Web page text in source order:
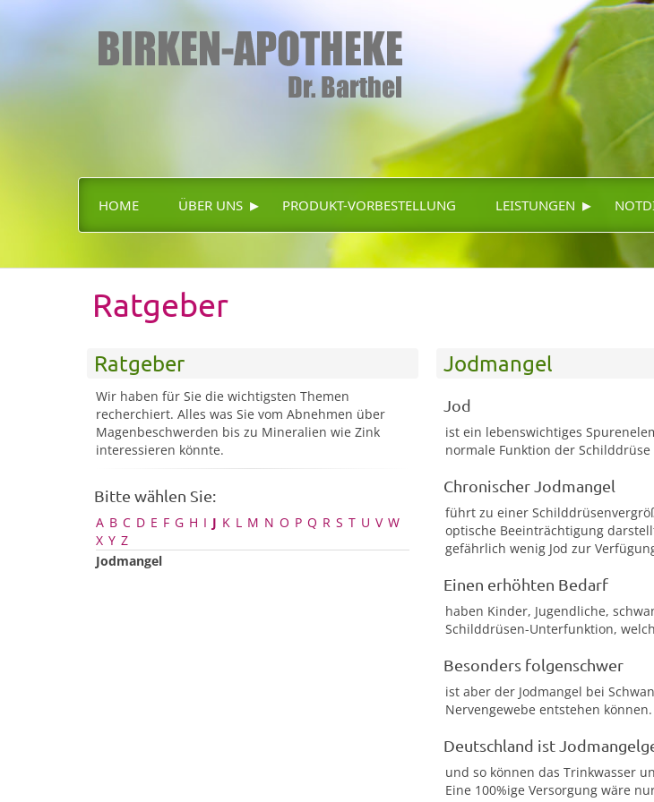
HOME ÜBER UNS ▸ PRODUKT-VORBESTELLUNG LEISTUNGEN ▸
Ratgeber
Ratgeber
Wir haben für Sie die wichtigsten Themen
recherchiert. Alles was Sie vom Abnehmen über
Magenbeschwerden bis zu Mineralien wie Zink
interessieren könnte.
Bitte wählen Sie:
A B C D E F G H I J K L M N O P Q R S T U V W
X Y Z
Jodmangel
Jodmangel
Jod
ist ein lebenswichtiges
normale Funktion der
Chronischer Jodmangel
führt zu einer
optische Beeinträchtigung
gefährlich wenig Jod zur
Einen erhöhten Bedarf
haben Kinder, Jugendliche,
Schilddrüsen-Unterfunktion,
Besonders folgenschwer
ist aber der Jodmangel bei
Nervengewebe entstehen
Deutschland ist
und so können das Trinkwasser
Eine 100%ige Versorgung wäre